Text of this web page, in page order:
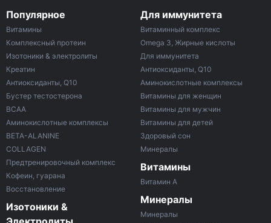
Популярное
Витамины
Комплексный протеин
Изотоники & электролиты
Креатин
Антиоксиданты, Q10
Бустер тестостерона
ВСАА
Аминокислотные комплексы
BETA-ALANINE
COLLAGEN
Предтренировочный комплекс
Кофеин, гуарана
Восстановление
Изотоники &
Для иммунитета
Витаминный комплекс
Omega 3, Жирные кислоты
Для иммунитета
Антиоксиданты, Q10
Аминокислотные комплексы
Витамины для женщин
Витамины для мужчин
Витамины для детей
Здоровый сон
Минералы
Витамины
Витамин A
Минералы
Минералы